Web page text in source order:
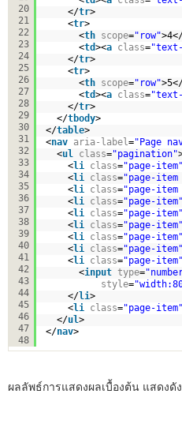
20
21
22
23
24
25
26
27
28
29
30
31
32
33
34
35
36
37
38
39
40
41
42
43
44
45
46
47
48
</tr>
<tr>
<th scope="row"
<td><a class="text-
</tr>
<tr>
<th scope="row"
<td><a class="text-
</tr>
</tbody>
</table>
<nav aria-label ="Page
<ul class="pagination"
<li class="page-item"
<li class="page-
<li class="page-
<li class="page-item"
<li class="page-item"
<li class="page-item"
<li class="page-item"
<li class="page-item"
<li class="page-item"
<input type=
style=
</li>
<li class="page-item"
</ul>
</nav>
ผลลัพธ์การแสดงผลเบื้องต้น แสดงดั